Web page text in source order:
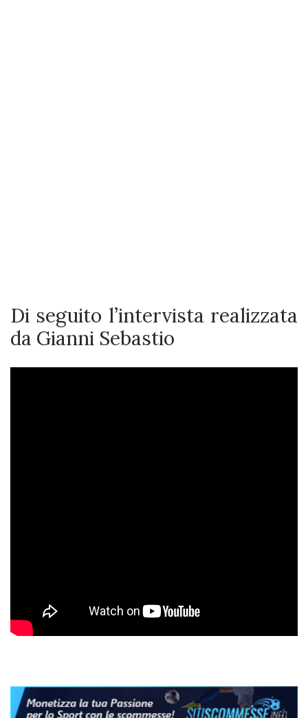
Di seguito l’intervista realizzata
da Gianni Sebastio